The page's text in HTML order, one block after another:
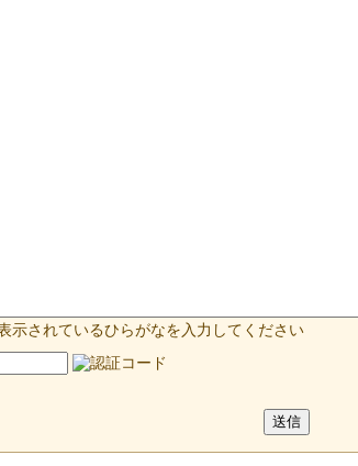
示されているひらがなを入力してください